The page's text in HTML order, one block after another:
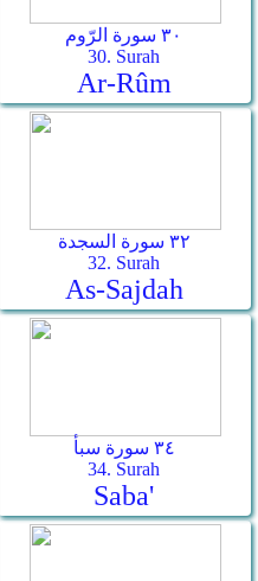
٣٠ سورة الرّوم
30. Surah
Ar-­Rûm
٣٢ سورة السجدة
32. Surah
As-­Sajdah
٣٤ سورة سبأ
34. Surah
Saba'